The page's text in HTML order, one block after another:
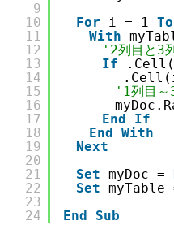
9
10
11
12
13
14
15
16
17
18
19
20
21
22
23
24
For
i = 1 To
With
'2列目と3
If
.Cell(i,
'1列目～
End
If
End
With
Next
Set myDoc =
Set myTable
End
Sub